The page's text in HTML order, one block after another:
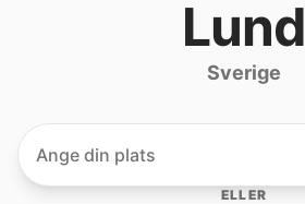
Lund
Sverige
ELLER